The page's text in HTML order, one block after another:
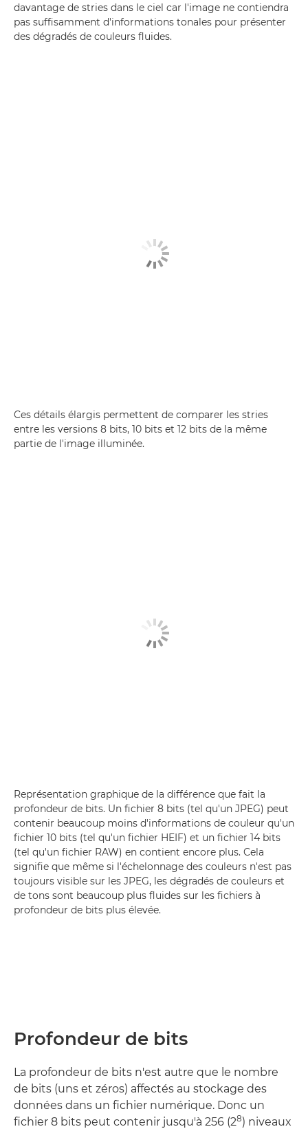
davantage de stries dans le ciel car l'image ne contiendra
pas suffisamment d'informations tonales pour présenter
des dégradés de couleurs fluides.
Ces détails élargis permettent de comparer les stries
entre les versions 8 bits, 10 bits et 12 bits de la même
partie de l'image illuminée.
Représentation graphique de la différence que fait la
profondeur de bits. Un fichier 8 bits (tel qu'un JPEG) peut
contenir beaucoup moins d'informations de couleur qu'un
fichier 10 bits (tel qu'un fichier HEIF) et un fichier 14 bits
(tel qu'un fichier RAW) en contient encore plus. Cela
signifie que même si l'échelonnage des couleurs n'est pas
toujours visible sur les JPEG, les dégradés de couleurs et
de tons sont beaucoup plus fluides sur les fichiers à
profondeur de bits plus élevée.
Profondeur de bits
La profondeur de bits n'est autre que le nombre
de bits (uns et zéros) affectés au stockage des
données dans un fichier numérique. Donc un
fichier 8 bits peut contenir jusqu'à 256 (28) niveaux